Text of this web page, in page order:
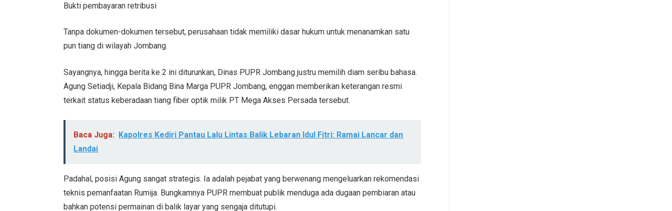
Bukti pembayaran retribusi
Tanpa dokumen-dokumen tersebut, perusahaan tidak memiliki dasar hukum untuk menanamkan satu
pun tiang di wilayah Jombang.
Sayangnya, hingga berita ke 2 ini diturunkan, Dinas PUPR Jombang justru memilih diam seribu bahasa.
Agung Setiadji, Kepala Bidang Bina Marga PUPR Jombang, enggan memberikan keterangan resmi
terkait status keberadaan tiang fiber optik milik PT Mega Akses Persada tersebut.
Baca Juga: Kapolres Kediri Pantau Lalu Lintas Balik Lebaran Idul Fitri: Ramai Lancar dan
Landai
Padahal, posisi Agung sangat strategis. Ia adalah pejabat yang berwenang mengeluarkan rekomendasi
teknis pemanfaatan Rumija. Bungkamnya PUPR membuat publik menduga ada dugaan pembiaran atau
bahkan potensi permainan di balik layar yang sengaja ditutupi.